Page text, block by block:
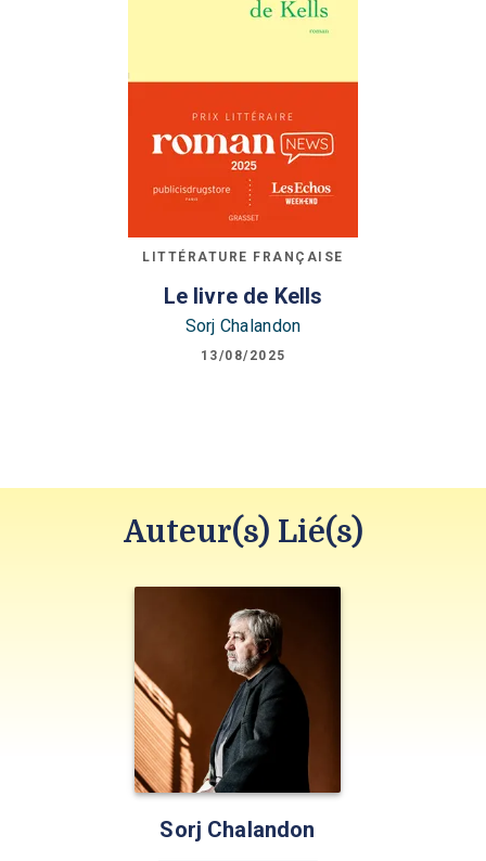
LITTÉRATURE FRANÇAISE
Le livre de Kells
Sorj Chalandon
13/08/2025
Auteur(s) Lié(s)
Sorj Chalandon